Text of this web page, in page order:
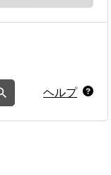
ヘルプ